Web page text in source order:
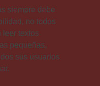
siempre debe
no todos
leer textos
pequeñas,
sus usuarios